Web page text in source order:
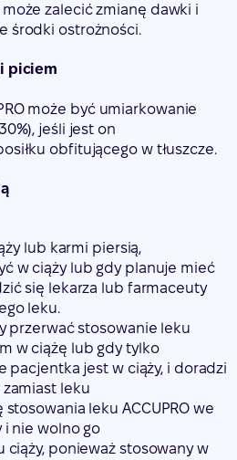
może zalecić zmianę dawki i
środki ostrożności.
i piciem
może być umiarkowanie
jeśli jest on
obfitującego w tłuszcze.
lub karmi piersią,
w ciąży lub gdy planuje mieć
się lekarza lub farmaceuty
leku.
przerwać stosowanie leku
w ciążę lub gdy tylko
pacjentka jest w ciąży, i doradzi
leku
stosowania leku ACCUPRO we
i nie wolno go
ciąży, ponieważ stosowany w